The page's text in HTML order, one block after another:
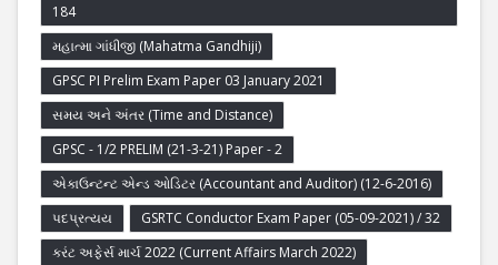
184
મહાત્મા ગાંધીજી (Mahatma Gandhiji)
GPSC PI Prelim Exam Paper 03 January 2021
સમય અને અંતર (Time and Distance)
GPSC - 1/2 PRELIM (21-3-21) Paper - 2
એકાઉન્ટન્ટ એન્ડ ઓડિટર (Accountant and Auditor) (12-6-2016)
પદપ્રત્યય
GSRTC Conductor Exam Paper (05-09-2021) / 32
કરંટ અફેર્સ માર્ચ 2022 (Current Affairs March 2022)